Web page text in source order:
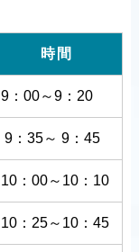
時間
9：00～9：20
9：35～ 9：45
10：00～10：10
10：25～10：45